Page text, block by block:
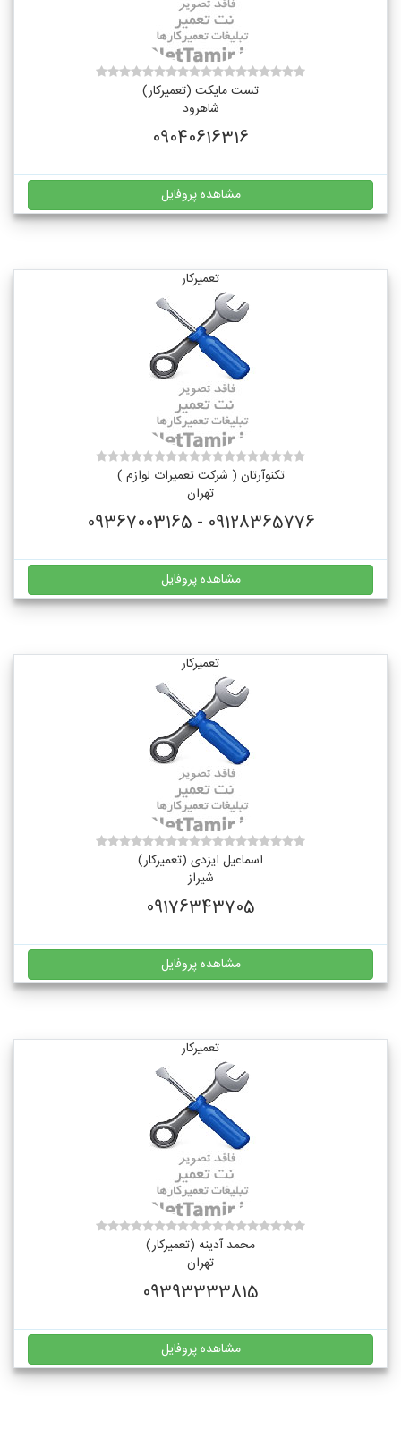
تست مایکت (تعمیرکار)
شاهرود
09040616316
مشاهده پروفایل
تعمیرکار
تکنوآرتان ( شرکت تعمیرات لوازم )
تهران
09128365776 - 09367003165
مشاهده پروفایل
تعمیرکار
اسماعیل ایزدی (تعمیرکار)
شیراز
09176343705
مشاهده پروفایل
تعمیرکار
محمد آدینه (تعمیرکار)
تهران
09393333815
مشاهده پروفایل